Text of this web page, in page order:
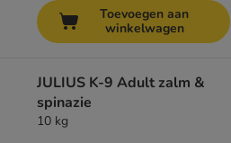
Toevoegen aan
winkelwagen
JULIUS K-9 Adult zalm &
spinazie
10 kg